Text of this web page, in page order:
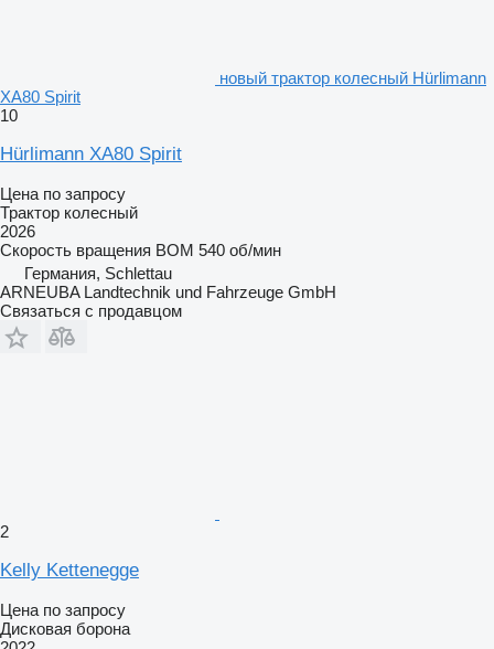
новый трактор колесный Hürlimann
XA80 Spirit
10
Hürlimann XA80 Spirit
Цена по запросу
Трактор колесный
2026
Скорость вращения ВОМ 540 об/мин
Германия, Schlettau
ARNEUBA Landtechnik und Fahrzeuge GmbH
Связаться с продавцом
2
Kelly Kettenegge
Цена по запросу
Дисковая борона